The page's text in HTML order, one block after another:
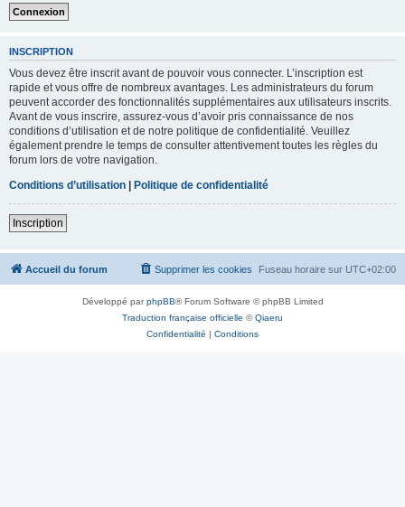
INSCRIPTION
Vous devez être inscrit avant de pouvoir vous connecter. L’inscription est
rapide et vous offre de nombreux avantages. Les administrateurs du forum
peuvent accorder des fonctionnalités supplémentaires aux utilisateurs inscrits.
Avant de vous inscrire, assurez-vous d’avoir pris connaissance de nos
conditions d’utilisation et de notre politique de confidentialité. Veuillez
également prendre le temps de consulter attentivement toutes les règles du
forum lors de votre navigation.
Conditions d’utilisation | Politique de confidentialité
Inscription
Accueil du forum Fuseau horaire sur UTC+02:00
Supprimer les cookies
Développé parphpBB® Forum Software © phpBB Limited
Traduction française officielle ©Qiaeru
Confidentialité | Conditions